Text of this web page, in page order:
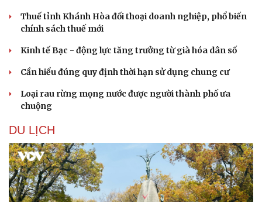
Sức khỏe
Dinh dưỡng - món ngon
Sản phụ khoa
Nhi khoa
Làm đẹp - giảm cân
Phòng mạch online
Ăn sạch sống khỏe
Đời sống
Nhà đẹp
Tình yêu - Gia đình
Thuế tỉnh Khánh Hòa đối thoại doanh nghiệp, phổ biến
chính sách thuế mới
Kinh tế Bạc - động lực tăng trưởng từ già hóa dân số
Cần hiểu đúng quy định thời hạn sử dụng chung cư
Loại rau rừng mọng nước được người thành phố ưa
chuộng
DU LỊCH